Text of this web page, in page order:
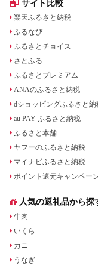
サイト比較
楽天ふるさと納税
ふるなび
ふるさとチョイス
さとふる
ふるさとプレミアム
ANAのふるさと納税
dショッピングふるさと納
au PAY ふるさと納税
ふるさと本舗
ヤフーのふるさと納税
マイナビふるさと納税
ポイント還元キャンペー
人気の返礼品から探
牛肉
いくら
カニ
うなぎ